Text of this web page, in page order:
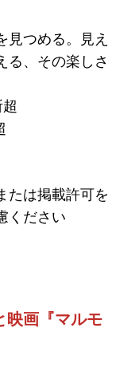
見つめる。見え
る、その楽しさ
たは掲載許可を
ください
映画『マルモ